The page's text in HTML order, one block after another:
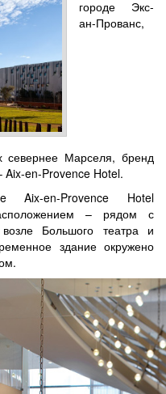
городе Экс-
ан-Прованс,
севернее Марселя, бренд
Aix-en-Provence Hotel.
Aix-en-Provence Hotel
– рядом с
Большого театра и
здание окружено